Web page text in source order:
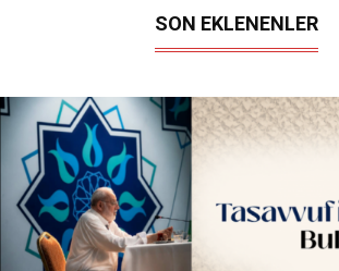
SON EKLENENLER